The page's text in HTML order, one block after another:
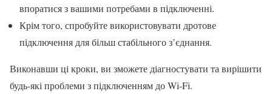
впоратися з вашими потребами в підключенні.
Крім того, спробуйте використовувати дротове
підключення для більш стабільного з’єднання.
Виконавши ці кроки, ви зможете діагностувати та вирішити
будь-які проблеми з підключенням до Wi-Fi.